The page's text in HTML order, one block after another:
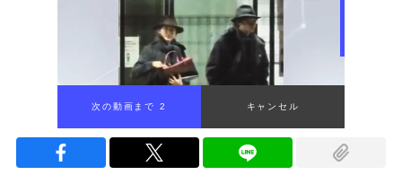
次の動画まで 1 キャンセル